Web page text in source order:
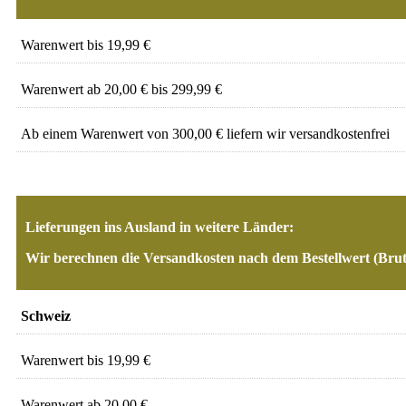
Warenwert bis 19,99 €
Warenwert ab 20,00 € bis 299,99 €
Ab einem Warenwert von 300,00 € liefern wir versandkostenfrei
Lieferungen ins Ausland in weitere Länder:
Wir berechnen die Versandkosten nach dem Bestellwert
Schweiz
Warenwert bis 19,99 €